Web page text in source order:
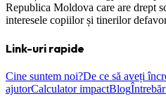
Republica Moldova care are drept
interesele copiilor și tinerilor
Link-uri rapide
Cine suntem noi?De ce să aveți
ajutorCalculator impactBlog